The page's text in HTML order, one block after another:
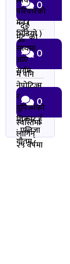
परियारको
मन (
भिडियो )
0
“दुई
मुटु”को
साथमा
आए
सर्गम
0
म पनि
नेपोटिज्म
र
ग्रुपिज्मको
शिकार हुँ
: एलिजा
गौतम
0
स्वस्तिमा
लागिन्
२५ वर्षमा